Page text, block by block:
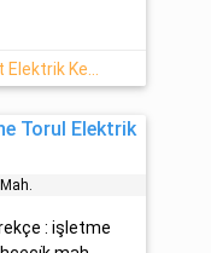
Torul Elektrik
: işletme